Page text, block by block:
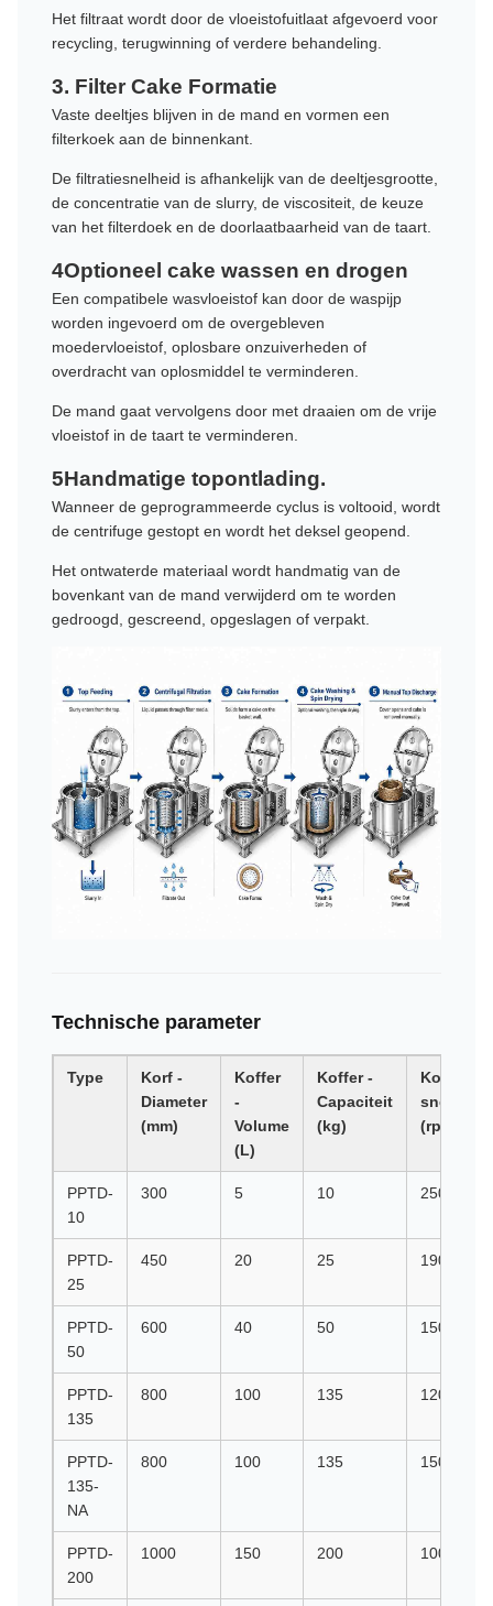
Het filtraat wordt door de vloeistofuitlaat afgevoerd voor
recycling, terugwinning of verdere behandeling.
3. Filter Cake Formatie
Vaste deeltjes blijven in de mand en vormen een
filterkoek aan de binnenkant.
De filtratiesnelheid is afhankelijk van de deeltjesgrootte,
de concentratie van de slurry, de viscositeit, de keuze
van het filterdoek en de doorlaatbaarheid van de taart.
4Optioneel cake wassen en drogen
Een compatibele wasvloeistof kan door de waspijp
worden ingevoerd om de overgebleven
moedervloeistof, oplosbare onzuiverheden of
overdracht van oplosmiddel te verminderen.
De mand gaat vervolgens door met draaien om de vrije
vloeistof in de taart te verminderen.
5Handmatige topontlading.
Wanneer de geprogrammeerde cyclus is voltooid, wordt
de centrifuge gestopt en wordt het deksel geopend.
Het ontwaterde materiaal wordt handmatig van de
bovenkant van de mand verwijderd om te worden
gedroogd, gescreend, opgeslagen of verpakt.
Technische parameter
Type
Korf -
Diameter
(mm)
Koffer
-
Volume
(L)
Koffer -
Capaciteit
(kg)
Koffer -
snelheid
(rpm)
PPTD-
10
300 5 10 2500
PPTD-
25
450 20 25 1900
PPTD-
50
600 40 50 1500
PPTD-
135
800 100 135 1200
PPTD-
135-
NA
800 100 135 1500
PPTD-
200
1000 150 200 1000